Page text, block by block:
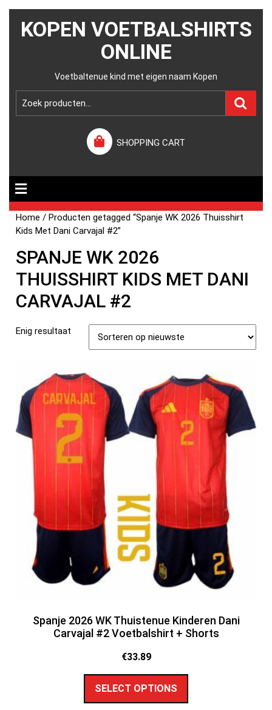
KOPEN VOETBALSHIRTS
ONLINE
Voetbaltenue kind met eigen naam Kopen
SHOPPING CART
Home / Producten getagged “Spanje WK 2026 Thuisshirt
Kids Met Dani Carvajal #2”
SPANJE WK 2026
THUISSHIRT KIDS MET DANI
CARVAJAL #2
Enig resultaat
Spanje 2026 WK Thuistenue Kinderen Dani
Carvajal #2 Voetbalshirt + Shorts
€33.89
SELECT OPTIONS